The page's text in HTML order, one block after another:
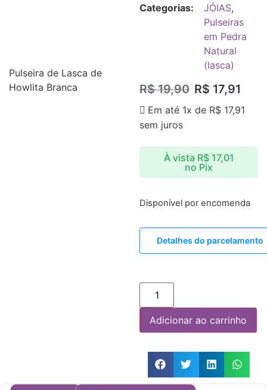
Pulseira de Lasca de
Howlita Branca
Categorias:
JÓIAS,
Pulseiras
em Pedra
Natural
(lasca)
R$19,90 R$ 17,91
Em até 1x de R$ 17,91
sem juros
À vista R$17,01
no Pix
Disponível por encomenda
Detalhes do parcelamento
Adicionar ao carrinho